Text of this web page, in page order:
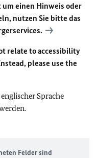
einen Hinweis oder
nutzen Sie bitte das
relate to accessibility
please use the
Sprache
Felder sind